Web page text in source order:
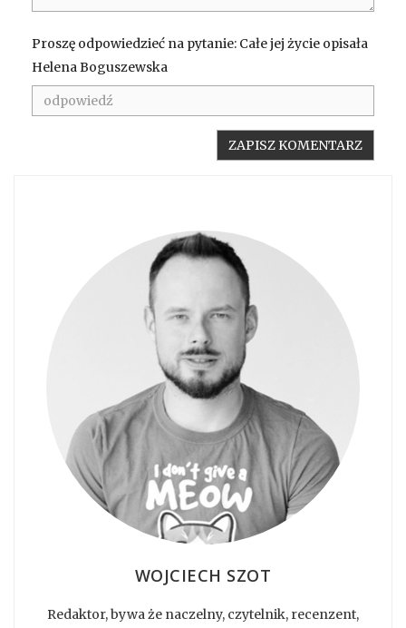
Proszę odpowiedzieć na pytanie: Całe jej życie opisała
Helena Boguszewska
WOJCIECH SZOT
Redaktor, bywa że naczelny, czytelnik, recenzent,